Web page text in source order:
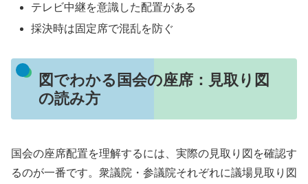
テレビ中継を意識した配置がある
採決時は固定席で混乱を防ぐ
図でわかる国会の座席：見取り図
の読み方
国会の座席配置を理解するには、実際の見取り図を確認す
るのが一番です。衆議院・参議院それぞれに議場見取り図